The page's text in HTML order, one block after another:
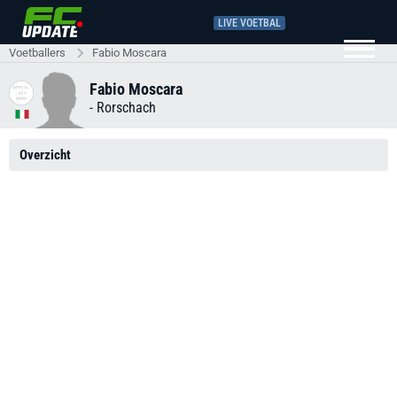
LIVE VOETBAL
Voetballers Fabio Moscara
Fabio Moscara
- Rorschach
Overzicht